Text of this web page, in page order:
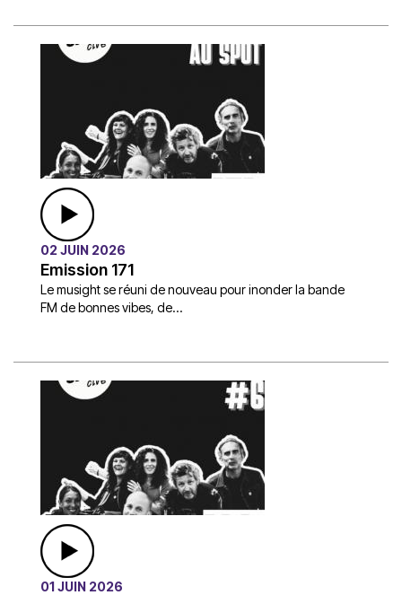
02 JUIN 2026
Emission 171
Le musight se réuni de nouveau pour inonder la bande
FM de bonnes vibes, de...
01 JUIN 2026